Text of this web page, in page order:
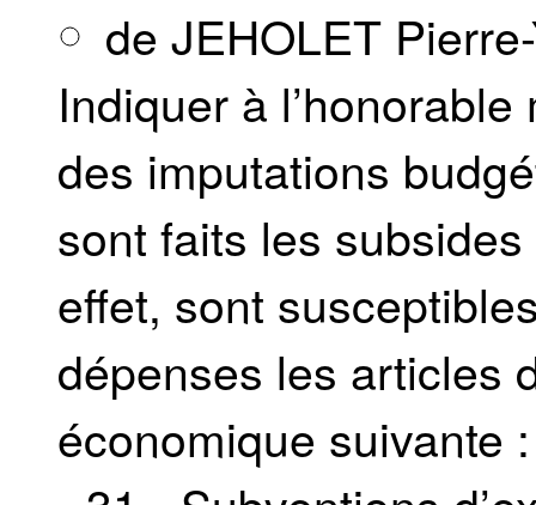
de JEHOLET
Indiquer à
des imputations
sont faits les
effet, sont
dépenses les articles
économique suivante :